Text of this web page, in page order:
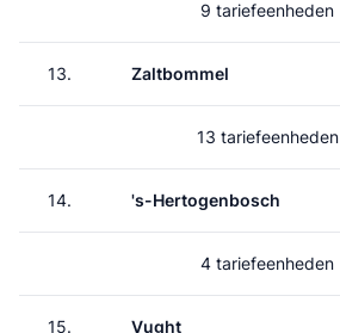
9 tariefeenheden
13. Zaltbommel
13 tariefeenheden
14. 's-Hertogenbosch
4 tariefeenheden
15. Vught